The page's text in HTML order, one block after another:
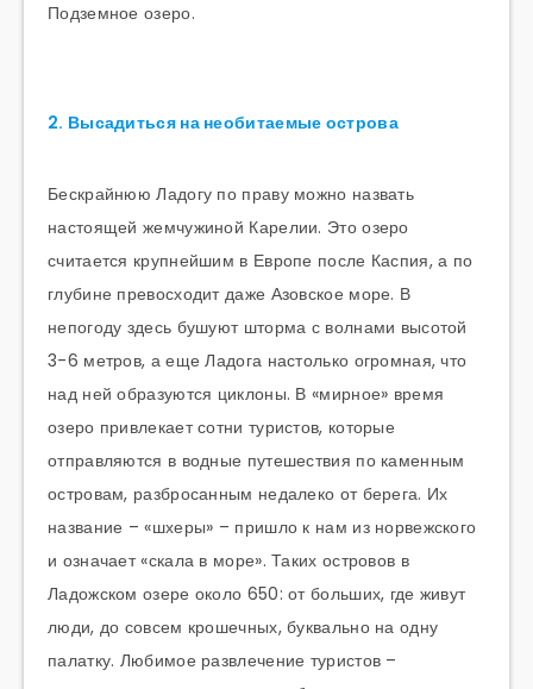
Подземное озеро.
2. Высадиться на необитаемые острова
Бескрайнюю Ладогу по праву можно назвать
настоящей жемчужиной Карелии. Это озеро
считается крупнейшим в Европе после Каспия, а по
глубине превосходит даже Азовское море. В
непогоду здесь бушуют шторма с волнами высотой
3-6 метров, а еще Ладога настолько огромная, что
над ней образуются циклоны. В «мирное» время
озеро привлекает сотни туристов, которые
отправляются в водные путешествия по каменным
островам, разбросанным недалеко от берега. Их
название – «шхеры» – пришло к нам из норвежского
и означает «скала в море». Таких островов в
Ладожском озере около 650: от больших, где живут
люди, до совсем крошечных, буквально на одну
палатку. Любимое развлечение туристов –